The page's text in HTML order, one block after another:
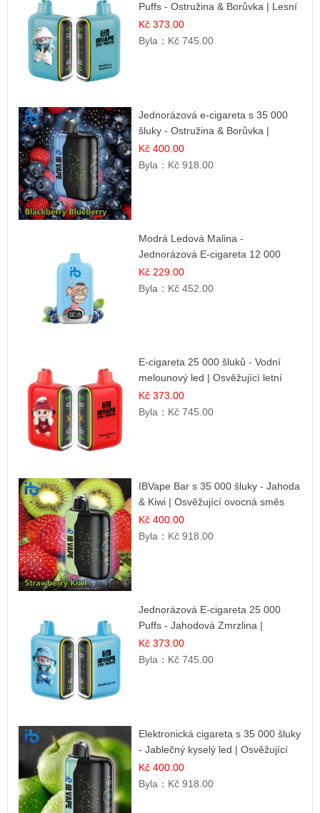
Puffs - Ostružina & Borůvka | Lesní
ovocná směs
Kč 373.00
Byla： Kč 745.00
Jednorázová e-cigareta s 35 000
šluky - Ostružina & Borůvka |
Intenzivní lesní směs
Kč 400.00
Byla： Kč 918.00
Modrá Ledová Malina -
Jednorázová E-cigareta 12 000
šluků | Osvěžující Bobulová Příchuť
Kč 229.00
Byla： Kč 452.00
E-cigareta 25 000 šluků - Vodní
melounový led | Osvěžující letní
příchuť
Kč 373.00
Byla： Kč 745.00
IBVape Bar s 35 000 šluky - Jahoda
& Kiwi | Osvěžující ovocná směs
Kč 400.00
Byla： Kč 918.00
Jednorázová E-cigareta 25 000
Puffs - Jahodová Zmrzlina |
Krémová sladká příchuť
Kč 373.00
Byla： Kč 745.00
Elektronická cigareta s 35 000 šluky
- Jablečný kyselý led | Osvěžující
kyselá jablka
Kč 400.00
Byla： Kč 918.00